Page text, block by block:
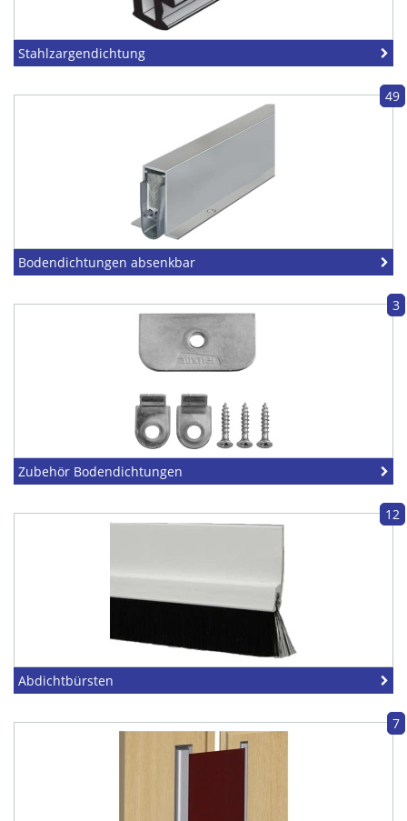
Stahlzargendichtung
49
Bodendichtungen absenkbar
3
Zubehör Bodendichtungen
12
Abdichtbürsten
7